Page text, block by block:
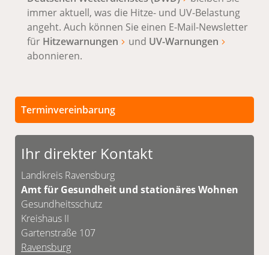
immer aktuell, was die Hitze- und UV-Belastung
angeht. Auch können Sie einen E-Mail-Newsletter
für Hitzewarnungen und UV-Warnungen
abonnieren.
Terminvereinbarung
Persönliche Termine sind nach vorheriger
Vereinbarung möglich.
Ihr direkter Kontakt
Landkreis Ravensburg
Amt für Gesundheit und stationäres Wohnen
Gesundheitsschutz
Kreishaus II
Gartenstraße 107
Ravensburg